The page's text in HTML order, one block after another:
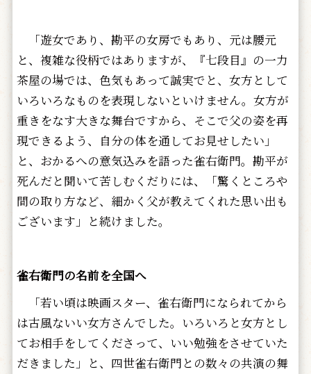
「遊女であり、勘平の女房でもあり、元は腰元
と、複雑な役柄ではありますが、『七段目』の一力
茶屋の場では、色気もあって誠実でと、女方として
いろいろなものを表現しないといけません。女方が
重きをなす大きな舞台ですから、そこで父の姿を再
現できるよう、自分の体を通してお見せしたい」
と、おかるへの意気込みを語った雀右衛門。勘平が
死んだと聞いて苦しむくだりには、「驚くところや
間の取り方など、細かく父が教えてくれた思い出も
ございます」と続けました。
雀右衛門の名前を全国へ
「若い頃は映画スター、雀右衛門になられてから
は古風ないい女方さんでした。いろいろと女方とし
てお相手をしてくださって、いい勉強をさせていた
だきました」と、四世雀右衛門との数々の共演の舞